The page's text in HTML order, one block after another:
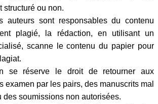
structuré ou non.
auteurs sont responsables du contenu
plagié, la rédaction, en utilisant un
scanne le contenu du papier pour
se réserve le droit de retourner aux
examen par les pairs, des manuscrits mal
des soumissions non autorisées.